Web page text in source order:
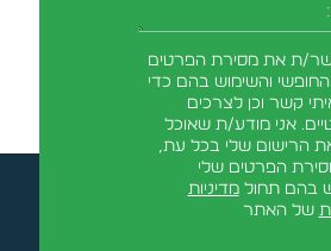
ת את מסירת הפרטים
החופשי והשימוש בהם כדי
קשר וכן לצרכים
אני מודע/ת שאוכל
הרישום שלי בכל עת,
הפרטים שלי
בהם תחולמדיניות
של האתר